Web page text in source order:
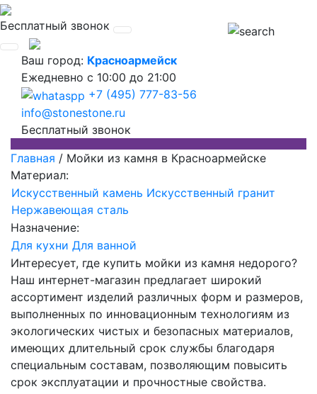
Бесплатный звонок
Ваш город: Красноармейск
Ежедневно с 10:00 до 21:00
+7 (495) 777-83-56
info@stonestone.ru
Бесплатный звонок
Главная / Мойки из камня в Красноармейске
Материал:
Искусственный камень Искусственный гранит
Нержавеющая сталь
Назначение:
Для кухни Для ванной
Интересует, где купить мойки из камня недорого?
Наш интернет-магазин предлагает широкий
ассортимент изделий различных форм и размеров,
выполненных по инновационным технологиям из
экологических чистых и безопасных материалов,
имеющих длительный срок службы благодаря
специальным составам, позволяющим повысить
срок эксплуатации и прочностные свойства.